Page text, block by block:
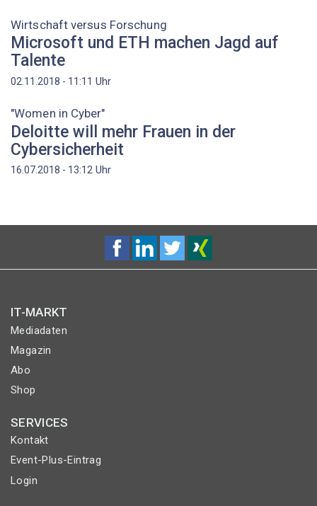
Wirtschaft versus Forschung
Microsoft und ETH machen Jagd auf
Talente
02.11.2018 - 11:11 Uhr
"Women in Cyber"
Deloitte will mehr Frauen in der
Cybersicherheit
16.07.2018 - 13:12 Uhr
IT-MARKT
Mediadaten
Magazin
Abo
Shop
SERVICES
Kontakt
Event-Plus-Eintrag
Login